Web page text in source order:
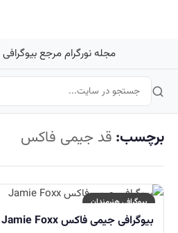
مجله نورگرام مرجع بیوگرافی
برچسب: قد جیمی فاکس
بیوگرافی هنرمندان
بیوگرافی جیمی فاکس Jamie Foxx